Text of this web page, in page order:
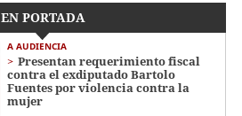
EN PORTADA
A AUDIENCIA
Presentan requerimiento fiscal
contra el exdiputado Bartolo
Fuentes por violencia contra la
mujer